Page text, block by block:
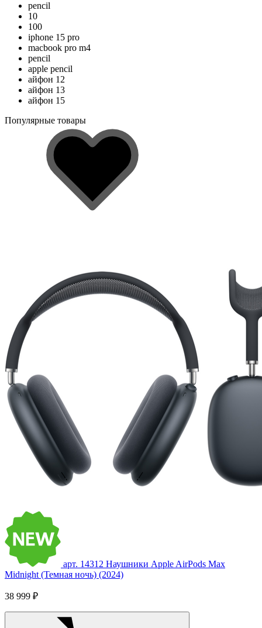
pencil
10
100
iphone 15 pro
macbook pro m4
pencil
apple pencil
айфон 12
айфон 13
айфон 15
Популярные товары
арт. 14312 Наушники Apple AirPods Max
Midnight (Темная ночь) (2024)
38 999 ₽